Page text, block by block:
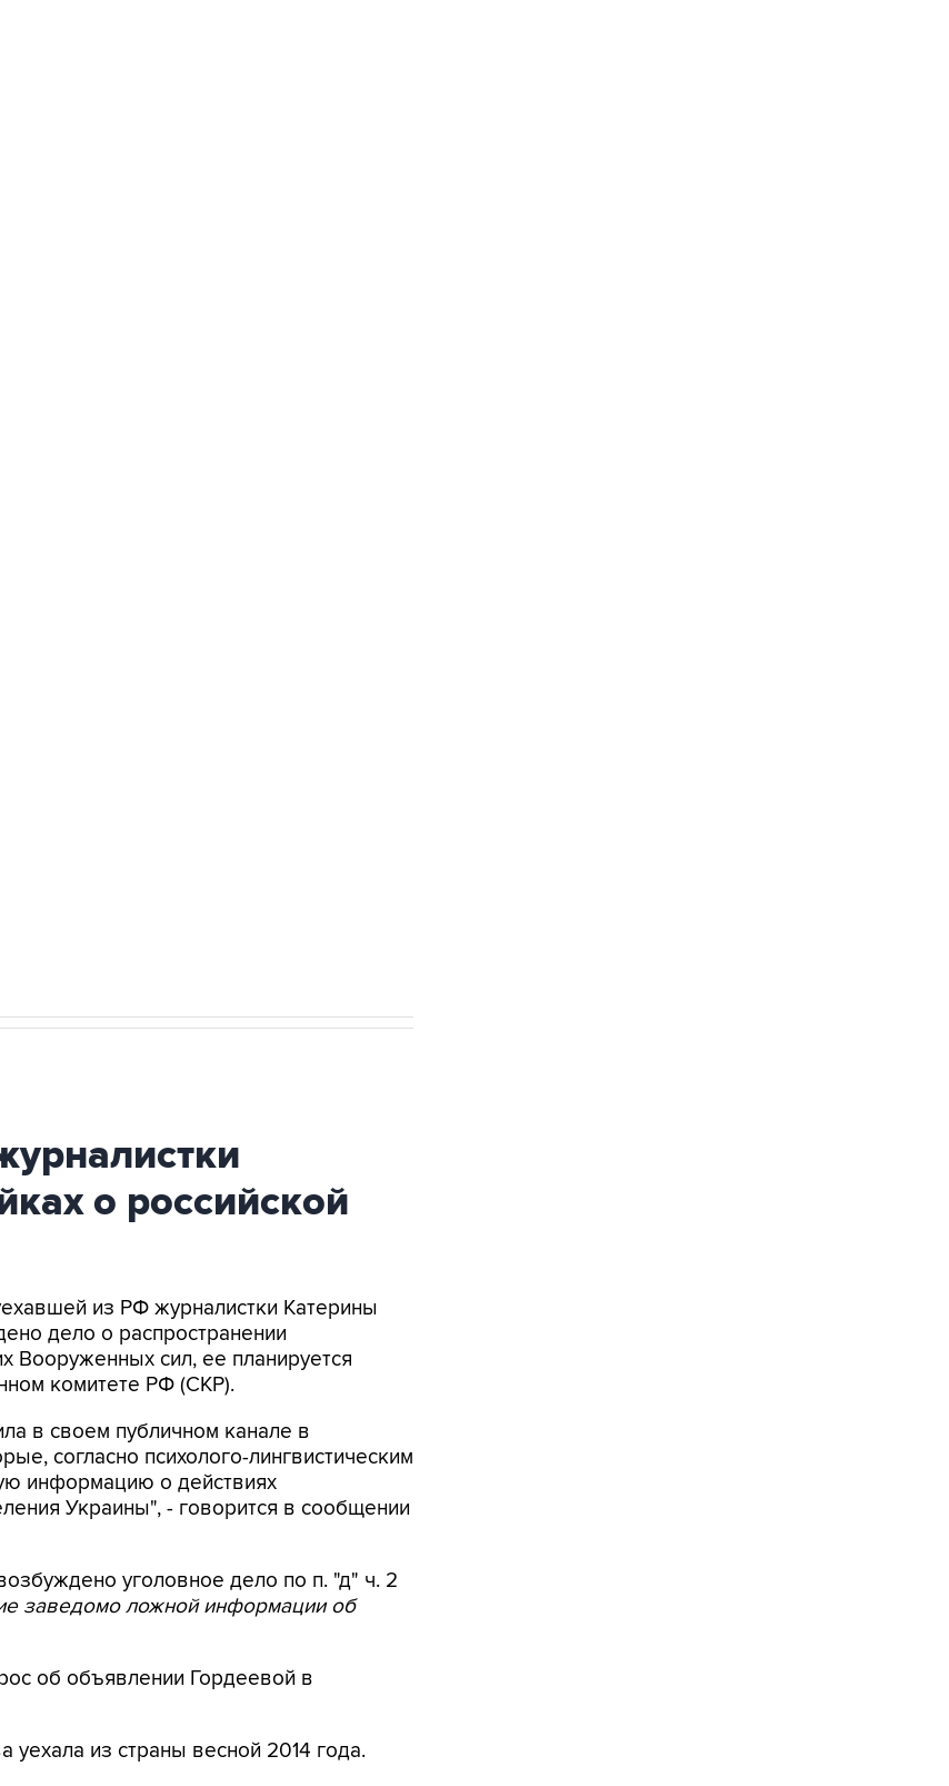
о российской
из РФ журналистки Катерины
дело о распространении
Вооруженных сил, ее планируется
комитете РФ (СКР).
в своем публичном канале в
согласно психолого-лингвистическим
информацию о действиях
Украины", - говорится в сообщении
уголовное дело по п. "д" ч. 2
заведомо ложной информации об
об объявлении Гордеевой в
из страны весной 2014 года.